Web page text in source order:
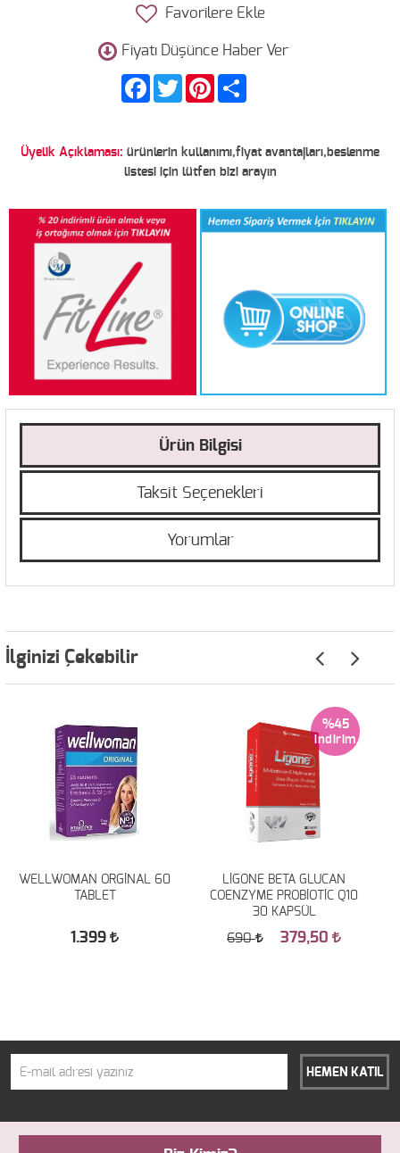
Favorilere Ekle
Fiyatı Düşünce Haber Ver
FacebookTwitter Pinterest
Üyelik Açıklaması: ürünlerin kullanımı,fiyat avantajları,beslenme
listesi için lütfen bizi arayın
Ürün Bilgisi
Taksit Seçenekleri
Yorumlar
İlginizi Çekebilir
WELLWOMAN ORGİNAL 60
TABLET
1.399
LİGONE BETA GLUCAN
COENZYME PROBİOTİC Q10
30 KAPSÜL
%45
690 379,50
HEMEN KATIL